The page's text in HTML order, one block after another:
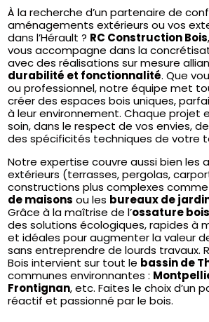
À la recherche d’un partenaire de
aménagements extérieurs ou vos
dans l’Hérault ? RC Construction Bois
vous accompagne dans la
avec des réalisations sur mesure
durabilité et fonctionnalité. Que
ou professionnel, notre équipe met
créer des espaces bois uniques,
à leur environnement. Chaque projet
soin, dans le respect de vos envies,
des spécificités techniques de votre
Notre expertise couvre aussi bien les
extérieurs (terrasses, pergolas,
constructions plus complexes
de maisons ou les bureaux de
Grâce à la maîtrise de l’ossature
des solutions écologiques, rapides à
et idéales pour augmenter la valeur
sans entreprendre de lourds travaux.
Bois intervient sur tout le bassin de
communes environnantes :
Frontignan, etc. Faites le choix d’un
réactif et passionné par le bois.